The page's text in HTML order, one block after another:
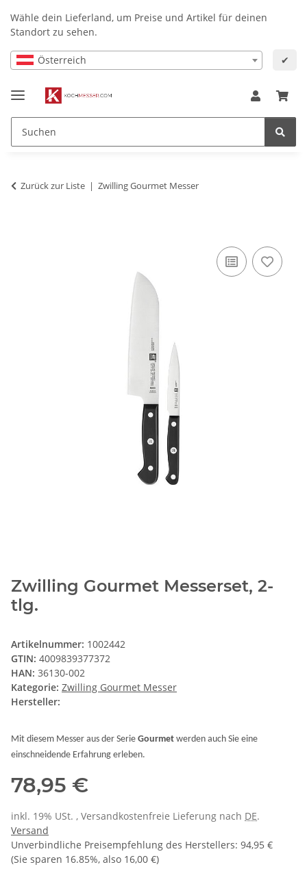
Wähle dein Lieferland, um Preise und Artikel für deinen
Standort zu sehen.
Österreich ✔
Zurück zur Liste Zwilling Gourmet Messer
Zwilling Gourmet Messerset, 2-
tlg.
Artikelnummer: 1002442
GTIN: 4009839377372
HAN: 36130-002
Kategorie: Zwilling Gourmet Messer
Hersteller:
Mit diesem Messer aus der Serie Gourmet werden auch Sie eine
einschneidende Erfahrung erleben.
78,95 €
inkl. 19% USt. , Versandkostenfreie Lieferung nach DE.
Versand
Unverbindliche Preisempfehlung des Herstellers: 94,95 €
(Sie sparen 16.85%, also 16,00 €)